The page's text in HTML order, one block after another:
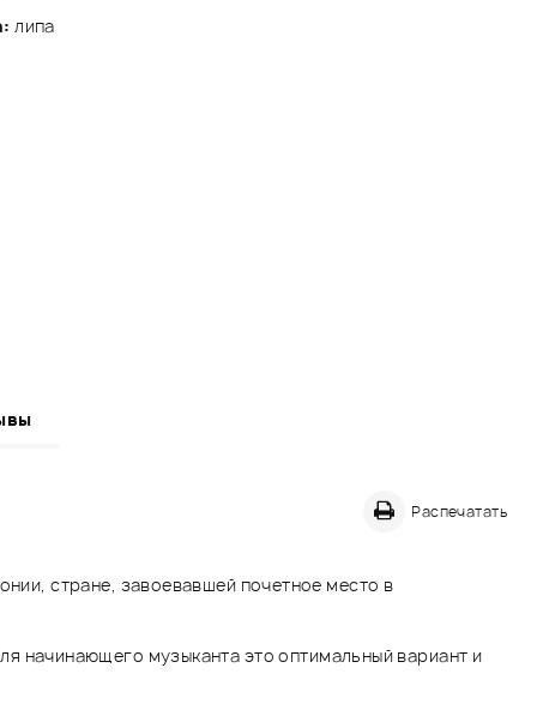
липа
Распечатать
стране, завоевавшей почетное место в
начинающего музыканта это оптимальный вариант и